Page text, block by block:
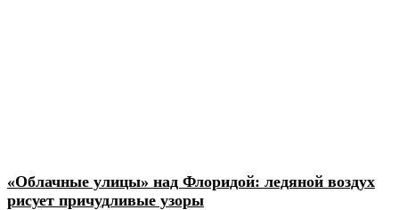
«Облачные улицы» над Флоридой: ледяной воздух
рисует причудливые узоры